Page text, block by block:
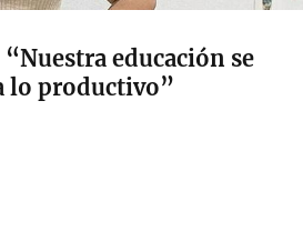
educación se
lo productivo”